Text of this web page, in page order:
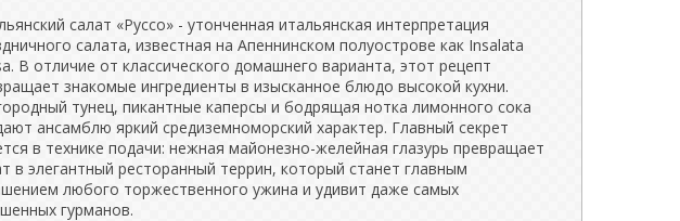
салат «Руссо» - утонченная итальянская интерпретация
салата, известная на Апеннинском полуострове как Insalata
В отличие от классического домашнего варианта, этот рецепт
знакомые ингредиенты в изысканное блюдо высокой кухни.
тунец, пикантные каперсы и бодрящая нотка лимонного сока
ансамблю яркий средиземноморский характер. Главный секрет
в технике подачи: нежная майонезно-желейная глазурь превращает
в элегантный ресторанный террин, который станет главным
любого торжественного ужина и удивит даже самых
гурманов.